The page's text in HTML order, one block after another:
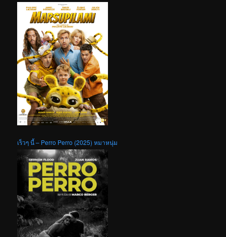
เร็วๆ นี้ – Perro Perro (2025) หมาหนุ่ม